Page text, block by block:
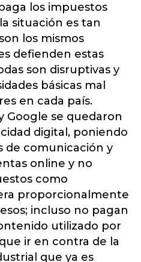
los impuestos
situación es tan
los mismos
defienden estas
son disruptivas y
básicas mal
en cada país.
Google se quedaron
digital, poniendo
de comunicación y
online y no
como
proporcionalmente
incluso no pagan
utilizado por
ir en contra de la
que ya es